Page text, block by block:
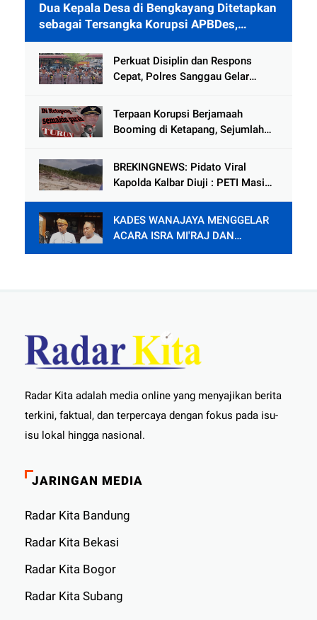
Dua Kepala Desa di Bengkayang Ditetapkan
sebagai Tersangka Korupsi APBDes,
Ditahan 40 Hari di Rutan
Perkuat Disiplin dan Respons
Cepat, Polres Sanggau Gelar
Hadapi Potensi Gangguan
Kamtibmas
Terpaan Korupsi Berjamaah
Booming di Ketapang, Sejumlah
Lingkaran
BREKINGNEWS: Pidato Viral
Kapolda Kalbar Diuji : PETI Masih
KADES WANAJAYA MENGGELAR
ACARA ISRA MI'RAJ DAN
SYUKURAN PENDOPO.
Radar Kita adalah media online yang menyajikan berita
terkini, faktual, dan terpercaya dengan fokus pada isu-
isu lokal hingga nasional.
JARINGAN MEDIA
Radar Kita Bandung
Radar Kita Bekasi
Radar Kita Bogor
Radar Kita Subang